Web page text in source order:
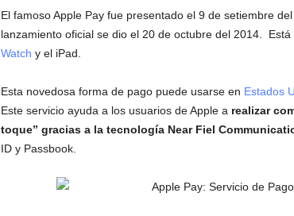
El famoso Apple Pay fue presentado el 9 de setiembre
lanzamiento oficial se dio el 20 de octubre del 2014.
Watch y el iPad.
Esta novedosa forma de pago puede usarse en Estados
Este servicio ayuda a los usuarios de Apple a realizar
toque” gracias a la tecnología Near Fiel
ID y Passbook.